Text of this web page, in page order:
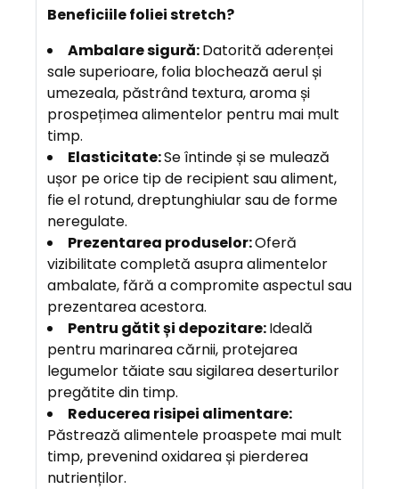
Beneficiile foliei stretch?
Ambalare sigură:Datorită aderenței
sale superioare, folia blochează aerul și
umezeala, păstrând textura, aroma și
prospețimea alimentelor pentru mai mult
timp.
Elasticitate:Se întinde și se mulează
ușor pe orice tip de recipient sau aliment,
fie el rotund, dreptunghiular sau de forme
neregulate.
Prezentarea produselor:Oferă
vizibilitate completă asupra alimentelor
ambalate, fără a compromite aspectul sau
prezentarea acestora.
Pentru gătit și depozitare:Ideală
pentru marinarea cărnii, protejarea
legumelor tăiate sau sigilarea deserturilor
pregătite din timp.
Reducerea risipei alimentare:
Păstrează alimentele proaspete mai mult
timp, prevenind oxidarea și pierderea
nutrienților.